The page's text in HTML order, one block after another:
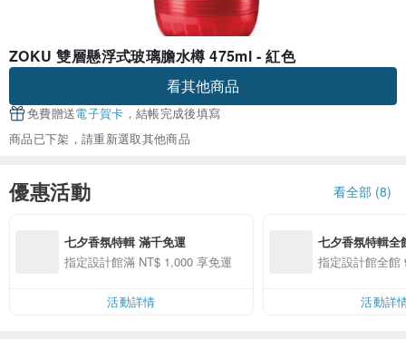
ZOKU 雙層懸浮式玻璃膽水樽 475ml - 紅色
看其他商品
免費贈送電子賀卡 ，結帳完成後填寫
商品已下架，請重新選取其他商品
優惠活動 看全部 (8)
七夕香氛特輯 滿千免運
指定設計館滿 NT$ 1,000 享免運
活動詳情
七夕香氛特輯全
指定設計館全館
活動詳